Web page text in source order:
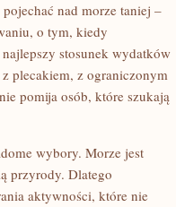
nad morze taniej –
o tym, kiedy
stosunek wydatków
plecakiem, z ograniczonym
pomija osób, które szukają
wybory. Morze jest
przyrody. Dlatego
aktywności, które nie